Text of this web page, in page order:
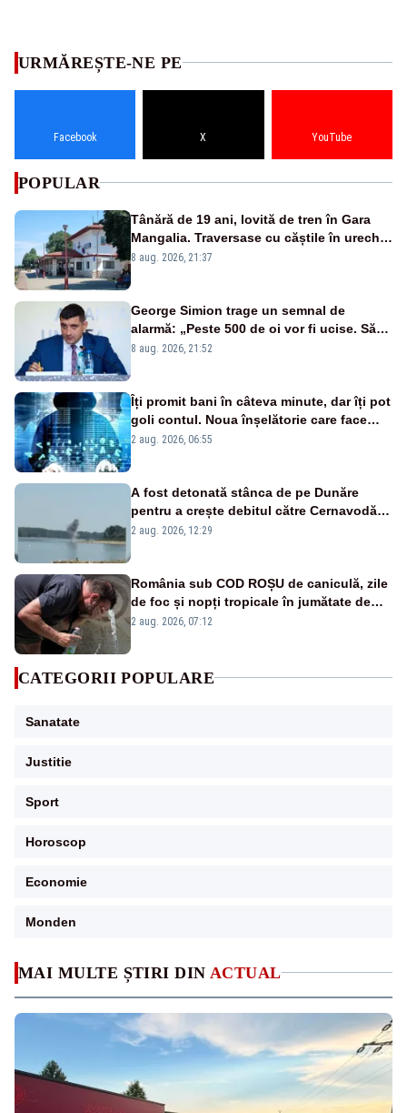
MAI MULTE ȘTIRI DIN ACTUAL
URMĂREȘTE-NE PE
Facebook X YouTube
POPULAR
Tânără de 19 ani, lovită de tren în Gara
Mangalia. Traversase cu căștile în urechi
liniile printr-un loc nepermis
8 aug. 2026, 21:37
George Simion trage un semnal de
alarmă: „Peste 500 de oi vor fi ucise. Să
vedem dacă ciobanii vor fi despăgubiți”
8 aug. 2026, 21:52
Îți promit bani în câteva minute, dar îți pot
goli contul. Noua înșelătorie care face
victime pe Facebook și WhatsApp
2 aug. 2026, 06:55
A fost detonată stânca de pe Dunăre
pentru a crește debitul către Cernavodă –
VIDEO
2 aug. 2026, 12:29
România sub COD ROȘU de caniculă, zile
de foc și nopți tropicale în jumătate de
țară
2 aug. 2026, 07:12
CATEGORII POPULARE
Sanatate
Justitie
Sport
Horoscop
Economie
Monden